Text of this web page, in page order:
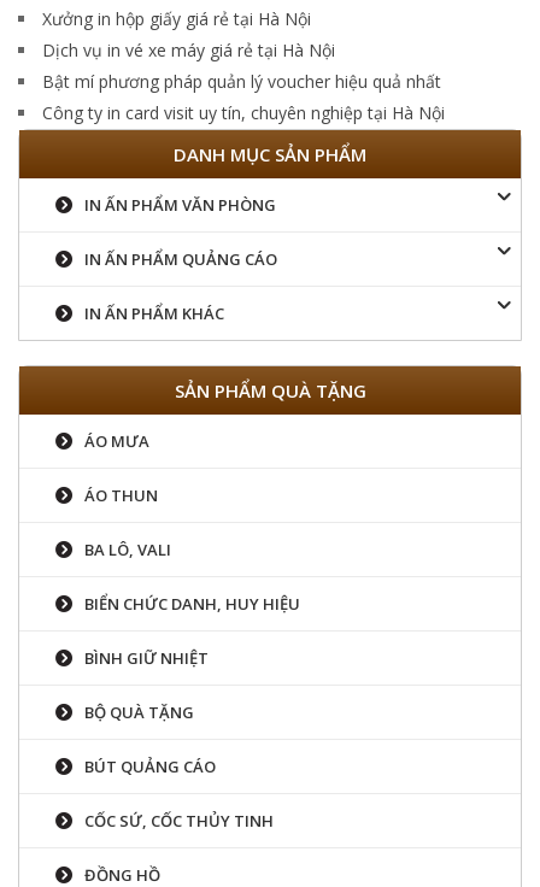
Xưởng in hộp giấy giá rẻ tại Hà Nội
Dịch vụ in vé xe máy giá rẻ tại Hà Nội
Bật mí phương pháp quản lý voucher hiệu quả nhất
Công ty in card visit uy tín, chuyên nghiệp tại Hà Nội
DANH MỤC SẢN PHẨM
IN ẤN PHẨM VĂN PHÒNG
IN ẤN PHẨM QUẢNG CÁO
IN ẤN PHẨM KHÁC
SẢN PHẨM QUÀ TẶNG
ÁO MƯA
ÁO THUN
BA LÔ, VALI
BIỂN CHỨC DANH, HUY HIỆU
BÌNH GIỮ NHIỆT
BỘ QUÀ TẶNG
BÚT QUẢNG CÁO
CỐC SỨ, CỐC THỦY TINH
ĐỒNG HỒ